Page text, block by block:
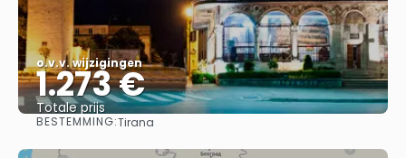
o.v.v. wijzigingen
1.273 €
Totale prijs
BESTEMMING:Tirana